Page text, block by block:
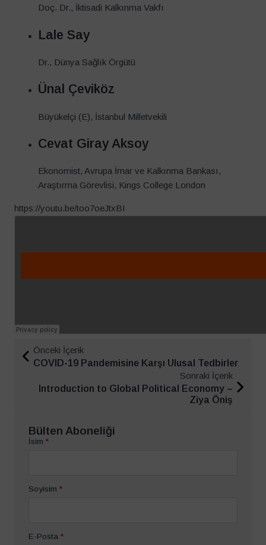
Doç. Dr., İktisadi Kalkınma Vakfı
Lale Say
Dr., Dünya Sağlık Örgütü
Ünal Çeviköz
Büyükelçi (E), İstanbul Milletvekili
Cevat Giray Aksoy
Ekonomist, Avrupa İmar ve Kalkınma Bankası,
Araştırma Görevlisi, Kings College London
https://youtu.be/too7oeJtxBI
Önceki İçerik
COVID-19 Pandemisine Karşı Ulusal Tedbirler
Sonraki İçerik
Introduction to Global Political Economy –
Ziya Öniş
Bülten Aboneliği
İsim *
Soyisim *
E-Posta *